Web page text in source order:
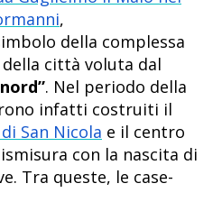
,
della complessa
città voluta dal
. Nel periodo della
infatti costruiti il
San Nicola e il centro
con la nascita di
Tra queste, le case-